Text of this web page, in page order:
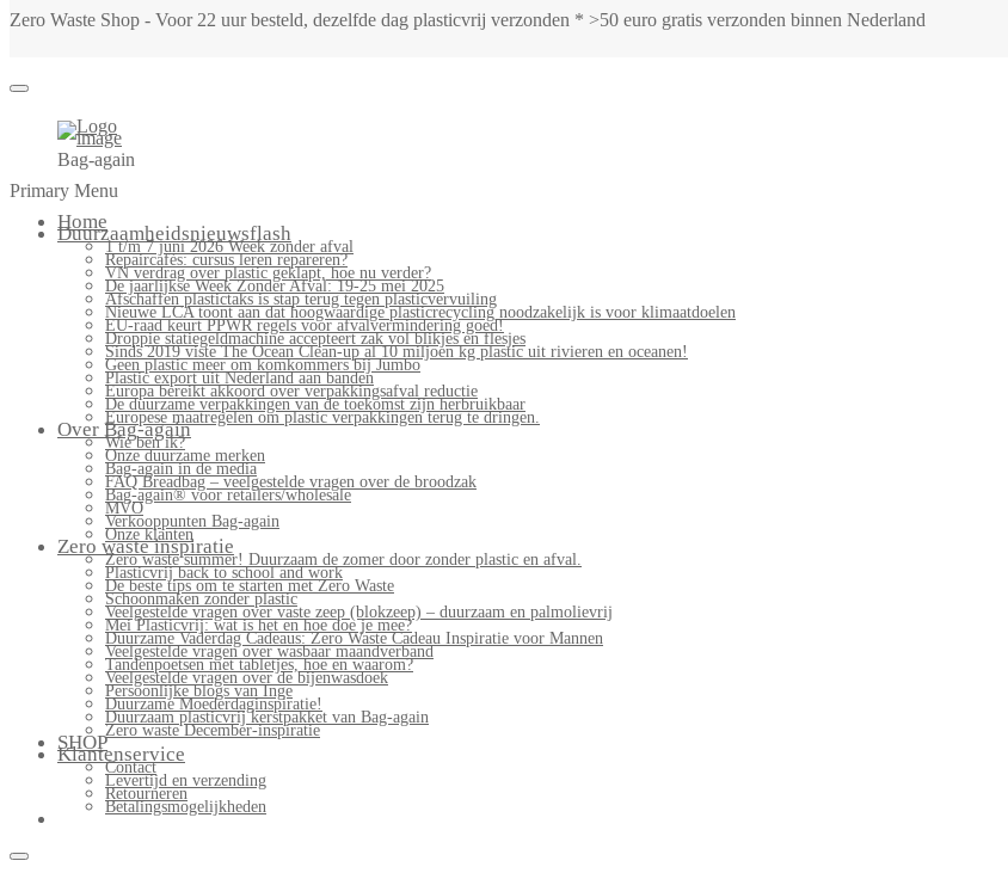
Zero Waste Shop - Voor 22 uur besteld, dezelfde dag plasticvrij verzonden * >50 euro gratis verzonden binnen Nederland
Bag-again
Primary Menu
Home
Duurzaamheidsnieuwsflash
1 t/m 7 juni 2026 Week zonder afval
Repaircafés: cursus leren repareren?
VN verdrag over plastic geklapt, hoe nu verder?
De jaarlijkse Week Zonder Afval: 19-25 mei 2025
Afschaffen plastictaks is stap terug tegen plasticvervuiling
Nieuwe LCA toont aan dat hoogwaardige plasticrecycling noodzakelijk is voor klimaatdoelen
EU-raad keurt PPWR regels voor afvalvermindering goed!
Droppie statiegeldmachine accepteert zak vol blikjes en flesjes
Sinds 2019 viste The Ocean Clean-up al 10 miljoen kg plastic uit rivieren en oceanen!
Geen plastic meer om komkommers bij Jumbo
Plastic export uit Nederland aan banden
Europa bereikt akkoord over verpakkingsafval reductie
De duurzame verpakkingen van de toekomst zijn herbruikbaar
Europese maatregelen om plastic verpakkingen terug te dringen.
Over Bag-again
Wie ben ik?
Onze duurzame merken
Bag-again in de media
FAQ Breadbag – veelgestelde vragen over de broodzak
Bag-again® voor retailers/wholesale
MVO
Verkooppunten Bag-again
Onze klanten
Zero waste inspiratie
Zero waste summer! Duurzaam de zomer door zonder plastic en afval.
Plasticvrij back to school and work
De beste tips om te starten met Zero Waste
Schoonmaken zonder plastic
Veelgestelde vragen over vaste zeep (blokzeep) – duurzaam en palmolievrij
Mei Plasticvrij: wat is het en hoe doe je mee?
Duurzame Vaderdag Cadeaus: Zero Waste Cadeau Inspiratie voor Mannen
Veelgestelde vragen over wasbaar maandverband
Tandenpoetsen met tabletjes, hoe en waarom?
Veelgestelde vragen over de bijenwasdoek
Persoonlijke blogs van Inge
Duurzame Moederdaginspiratie!
Duurzaam plasticvrij kerstpakket van Bag-again
Zero waste December-inspiratie
SHOP
Klantenservice
Contact
Levertijd en verzending
Retourneren
Betalingsmogelijkheden